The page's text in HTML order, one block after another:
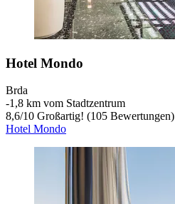
Hotel Mondo
Brda
‐1,8 km vom Stadtzentrum
8,6/10 Großartig! (105 Bewertungen)
Hotel Mondo